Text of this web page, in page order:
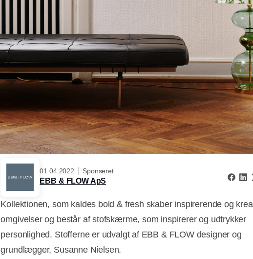
01.04.2022 Sponseret
EBB & FLOW ApS
Kollektionen, som kaldes bold & fresh skaber inspirerende og
omgivelser og består af stofskærme, som inspirerer og udtrykker
personlighed. Stofferne er udvalgt af EBB & FLOW designer og
grundlægger, Susanne Nielsen.